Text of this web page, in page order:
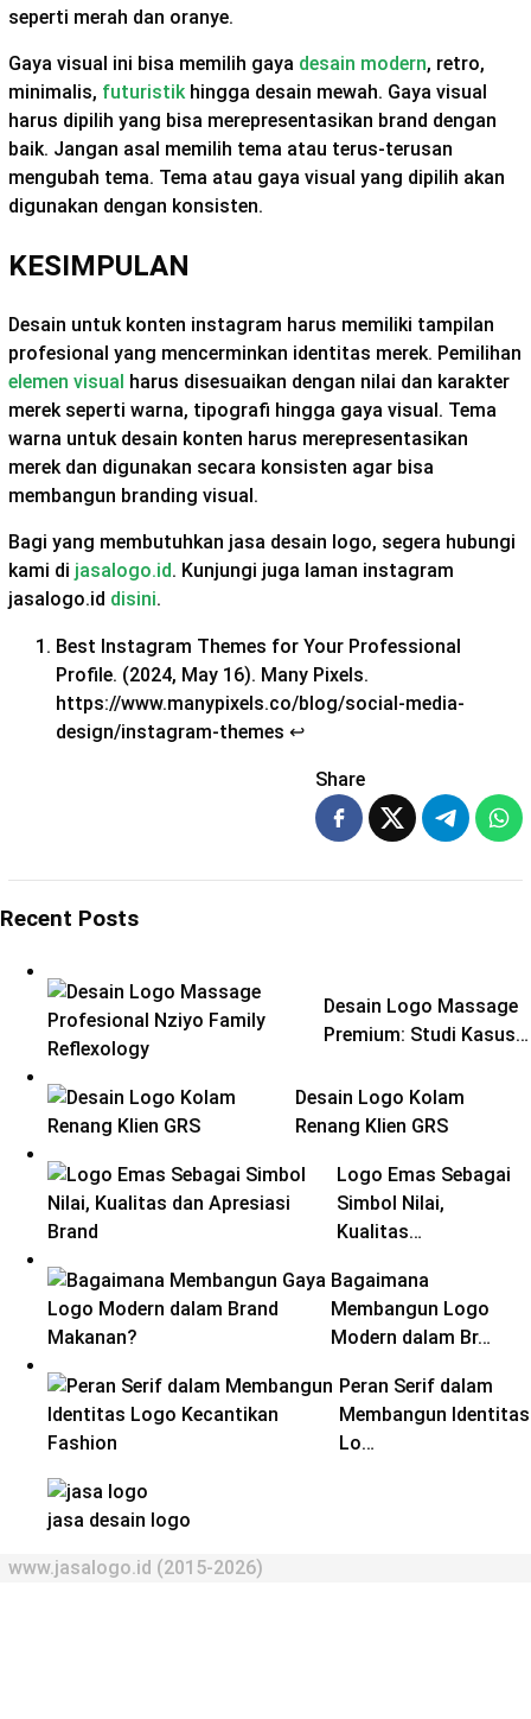
seperti merah dan oranye.
Gaya visual ini bisa memilih gaya desain modern, retro,
minimalis, futuristikhingga desain mewah. Gaya visual
harus dipilih yang bisa merepresentasikan brand dengan
baik. Jangan asal memilih tema atau terus-terusan
mengubah tema. Tema atau gaya visual yang dipilih akan
digunakan dengan konsisten.
KESIMPULAN
Desain untuk konten instagram harus memiliki tampilan
profesional yang mencerminkan identitas merek. Pemilihan
elemen visual harus disesuaikan dengan nilai dan karakter
merek seperti warna, tipografi hingga gaya visual. Tema
warna untuk desain konten harus merepresentasikan
merek dan digunakan secara konsisten agar bisa
membangun branding visual.
Bagi yang membutuhkan jasa desain logo, segera hubungi
kami di jasalogo.id. Kunjungi juga laman instagram
jasalogo.id disini.
Best Instagram Themes for Your Professional
Profile. (2024, May 16). Many Pixels.
https://www.manypixels.co/blog/social-media-
design/instagram-themes ↩︎
Share
Recent Posts
Desain Logo Massage
Premium: Studi Kasus…
Desain Logo Kolam
Renang Klien GRS
Logo Emas Sebagai
Simbol Nilai,
Kualitas…
Bagaimana
Membangun Logo
Modern dalam Br…
Peran Serif dalam
Membangun Identitas
Lo…
jasa desain logo
www.jasalogo.id (2015-2026)